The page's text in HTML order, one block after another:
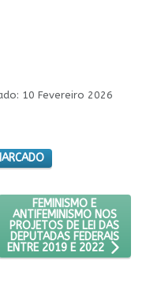
10 Fevereiro 2026
A CALCULAR O QUE
PRÓXIMO ARTIGO:
FEMINISMO E
ANTIFEMINISMO NOS
PROJETOS DE LEI DAS
DEPUTADAS FEDERAIS
ENTRE 2019 E 2022